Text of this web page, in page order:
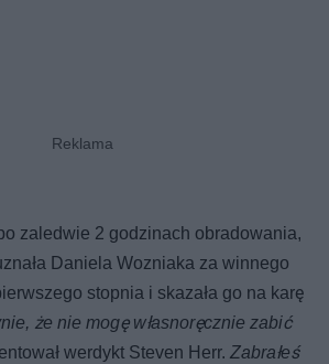
zaledwie 2 godzinach obradowania,
Daniela Wozniaka za winnego
stopnia i skazała go na karę
że nie mogę własnoręcznie zabić
werdykt Steven Herr.Zabrałeś